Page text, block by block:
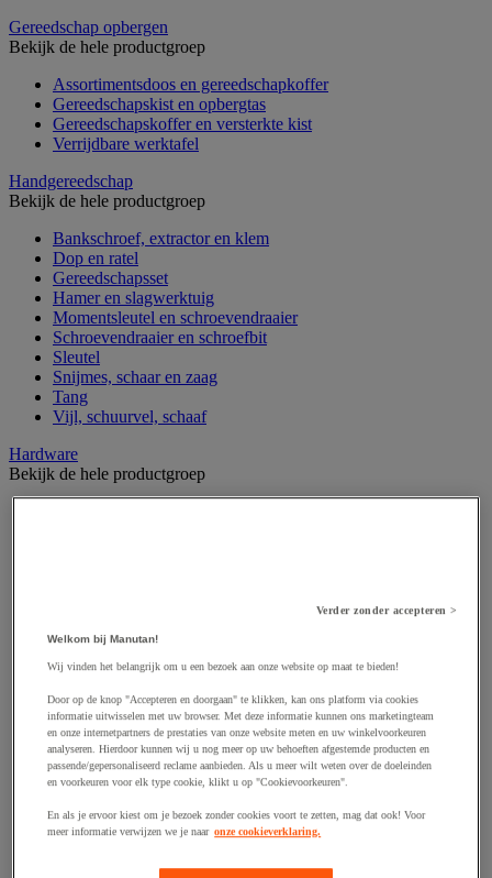
Gereedschap opbergen
Bekijk de hele productgroep
Assortimentsdoos en gereedschapkoffer
Gereedschapskist en opbergtas
Gereedschapskoffer en versterkte kist
Verrijdbare werktafel
Handgereedschap
Bekijk de hele productgroep
Bankschroef, extractor en klem
Dop en ratel
Gereedschapsset
Hamer en slagwerktuig
Momentsleutel en schroevendraaier
Schroevendraaier en schroefbit
Sleutel
Snijmes, schaar en zaag
Tang
Vijl, schuurvel, schaaf
Hardware
Bekijk de hele productgroep
Draadstift
Haak en schroefoog
Ketting en trekkoord
Moer
Nagel en blindklinktang
Plug en pin
Punten, spijkers en nieten
Regelvoet
Ring
Scharnierpen, -strip en geheng
Verder zonder accepteren >
Welkom bij Manutan!
Wij vinden het belangrijk om u een bezoek aan onze website op maat te bieden!
Door op de knop "Accepteren en doorgaan" te klikken, kan ons platform via cookies
informatie uitwisselen met uw browser. Met deze informatie kunnen ons marketingteam
en onze internetpartners de prestaties van onze website meten en uw winkelvoorkeuren
analyseren. Hierdoor kunnen wij u nog meer op uw behoeften afgestemde producten en
passende/gepersonaliseerd reclame aanbieden. Als u meer wilt weten over de doeleinden
en voorkeuren voor elk type cookie, klikt u op "Cookievoorkeuren".
En als je ervoor kiest om je bezoek zonder cookies voort te zetten, mag dat ook! Voor
meer informatie verwijzen we je naar onze cookieverklaring.